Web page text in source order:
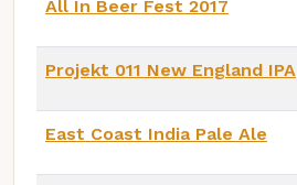
All In Beer Fest 2017
Projekt 011 New England IPA
East Coast India Pale Ale